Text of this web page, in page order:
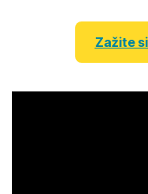
Zažite